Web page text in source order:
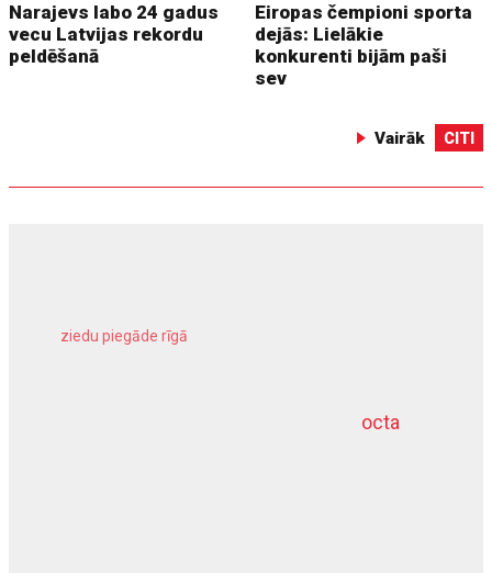
Narajevs labo 24 gadus
vecu Latvijas rekordu
peldēšanā
Eiropas čempioni sporta
dejās: Lielākie
konkurenti bijām paši
sev
Vairāk CITI
octa
ziedu piegāde rīgā
dziļurbums